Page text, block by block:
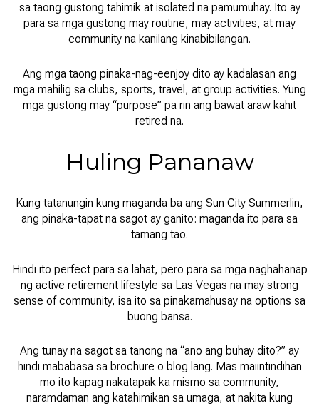
sa taong gustong tahimik at isolated na pamumuhay. Ito ay
para sa mga gustong may routine, may activities, at may
community na kanilang kinabibilangan.
Ang mga taong pinaka-nag-eenjoy dito ay kadalasan ang
mga mahilig sa clubs, sports, travel, at group activities. Yung
mga gustong may “purpose” pa rin ang bawat araw kahit
retired na.
Huling Pananaw
Kung tatanungin kung maganda ba ang Sun City Summerlin,
ang pinaka-tapat na sagot ay ganito: maganda ito para sa
tamang tao.
Hindi ito perfect para sa lahat, pero para sa mga naghahanap
ng active retirement lifestyle sa Las Vegas na may strong
sense of community, isa ito sa pinakamahusay na options sa
buong bansa.
Ang tunay na sagot sa tanong na “ano ang buhay dito?” ay
hindi mababasa sa brochure o blog lang. Mas maiintindihan
mo ito kapag nakatapak ka mismo sa community,
naramdaman ang katahimikan sa umaga, at nakita kung